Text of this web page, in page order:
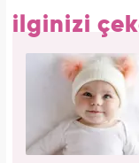
ilginizi